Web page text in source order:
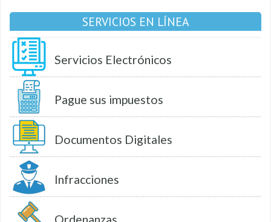
SERVICIOS EN LÍNEA
Servicios Electrónicos
Pague sus impuestos
Documentos Digitales
Infracciones